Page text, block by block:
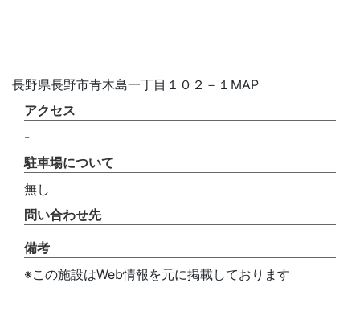
長野県長野市青木島一丁目１０２－１MAP
アクセス
-
駐車場について
無し
問い合わせ先
備考
※この施設はWeb情報を元に掲載しております